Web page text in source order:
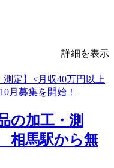
詳細を表示
の加工・測
相馬駅から無